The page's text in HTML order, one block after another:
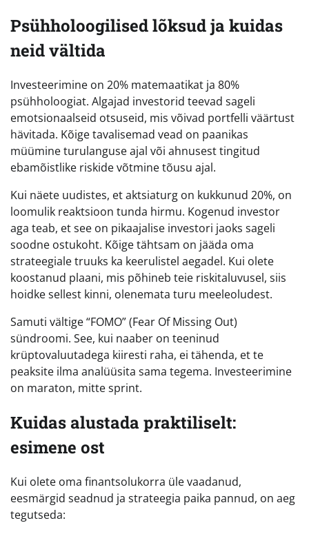
Psühholoogilised lõksud ja kuidas
neid vältida
Investeerimine on 20% matemaatikat ja 80%
psühholoogiat. Algajad investorid teevad sageli
emotsionaalseid otsuseid, mis võivad portfelli väärtust
hävitada. Kõige tavalisemad vead on paanikas
müümine turulanguse ajal või ahnusest tingitud
ebamõistlike riskide võtmine tõusu ajal.
Kui näete uudistes, et aktsiaturg on kukkunud 20%, on
loomulik reaktsioon tunda hirmu. Kogenud investor
aga teab, et see on pikaajalise investori jaoks sageli
soodne ostukoht. Kõige tähtsam on jääda oma
strateegiale truuks ka keerulistel aegadel. Kui olete
koostanud plaani, mis põhineb teie riskitaluvusel, siis
hoidke sellest kinni, olenemata turu meeleoludest.
Samuti vältige “FOMO” (Fear Of Missing Out)
sündroomi. See, kui naaber on teeninud
krüptovaluutadega kiiresti raha, ei tähenda, et te
peaksite ilma analüüsita sama tegema. Investeerimine
on maraton, mitte sprint.
Kuidas alustada praktiliselt:
esimene ost
Kui olete oma finantsolukorra üle vaadanud,
eesmärgid seadnud ja strateegia paika pannud, on aeg
tegutseda: